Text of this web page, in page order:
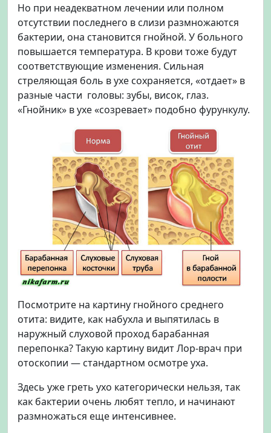
Но при неадекватном лечении или полном
отсутствии последнего в слизи размножаются
бактерии, она становится гнойной. У больного
повышается температура. В крови тоже будут
соответствующие изменения. Сильная
стреляющая боль в ухе сохраняется, «отдает» в
разные части головы: зубы, висок, глаз.
«Гнойник» в ухе «созревает» подобно фурункулу.
Посмотрите на картину гнойного среднего
отита: видите, как набухла и выпятилась в
наружный слуховой проход барабанная
перепонка? Такую картину видит Лор-врач при
отоскопии — стандартном осмотре уха.
Здесь уже греть ухо категорически нельзя, так
как бактерии очень любят тепло, и начинают
размножаться еще интенсивнее.